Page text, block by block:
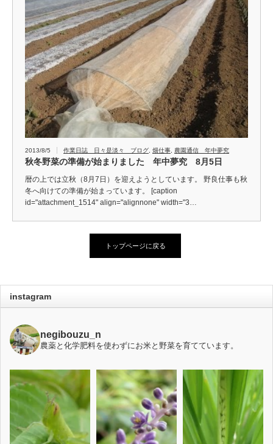
2013/8/5 作業日誌 日々是淡々 ブログ 畑仕事 農園通信 年中夢究
秋冬野菜の準備が始まりました 年中夢究 8月5日
暦の上では立秋（8月7日）を迎えようとしています。 野良仕事も秋
冬へ向けての準備が始まっています。 [caption
id="attachment_1514" align="alignnone" width="3…
トップページに戻る
instagram
negibouzu_n
農薬と化学肥料を使わずにお米と野菜を育てています。